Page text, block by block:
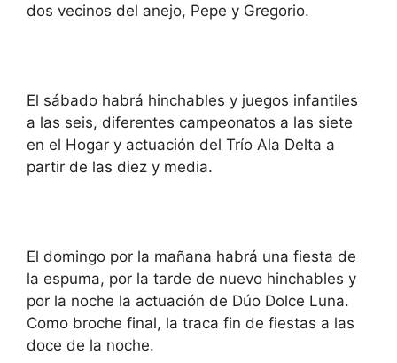
dos vecinos del anejo, Pepe y Gregorio.
El sábado habrá hinchables y juegos infantiles
a las seis, diferentes campeonatos a las siete
en el Hogar y actuación del Trío Ala Delta a
partir de las diez y media.
El domingo por la mañana habrá una fiesta de
la espuma, por la tarde de nuevo hinchables y
por la noche la actuación de Dúo Dolce Luna.
Como broche final, la traca fin de fiestas a las
doce de la noche.